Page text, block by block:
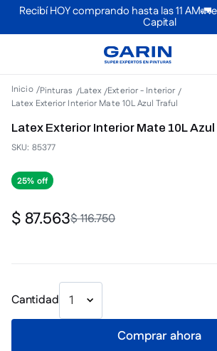
Recibí HOY comprando hasta las 11
Capital
Pinturas Latex Exterior - Interior
Latex Exterior Interior Mate 10L Azul Traful
Latex Exterior Interior Mate 10L
SKU: 85377
25%
$116.750
$87.563
Cantidad 1
Comprar ahora